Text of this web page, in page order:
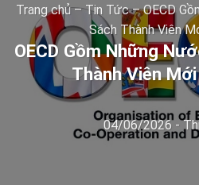
Trang chủ–Tin Tức–OECD
Sách Thành Viên
OECD Gồm Những
Thành Viên
04/06/2026-